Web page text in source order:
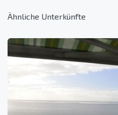
Ähnliche Unterkünfte